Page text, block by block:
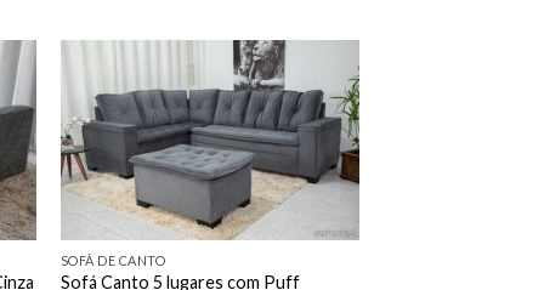
SOFÁ DE CANTO
Sofá Canto 5 lugares com Puff